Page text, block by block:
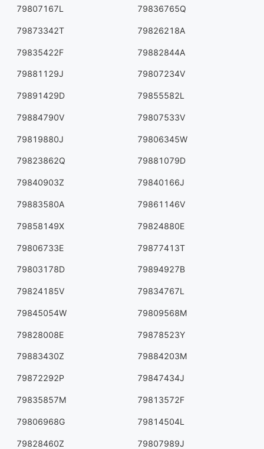
79807167L 79836765Q
79873342T 79826218A
79835422F 79882844A
79881129J 79807234V
79891429D 79855582L
79884790V 79807533V
79819880J 79806345W
79823862Q 79881079D
79840903Z 79840166J
79883580A 79861146V
79858149X 79824880E
79806733E 79877413T
79803178D 79894927B
79824185V 79834767L
79845054W 79809568M
79828008E 79878523Y
79883430Z 79884203M
79872292P 79847434J
79835857M 79813572F
79806968G 79814504L
79828460Z 79807989J